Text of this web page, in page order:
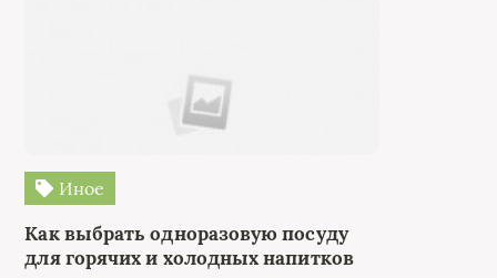
Иное
Как выбрать одноразовую посуду
для горячих и холодных напитков